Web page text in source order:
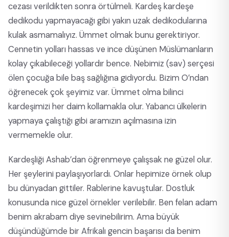
cezası verildikten sonra örtülmeli. Kardeş kardeşe
dedikodu yapmayacağı gibi yakın uzak dedikodularına
kulak asmamalıyız. Ümmet olmak bunu gerektiriyor.
Cennetin yolları hassas ve ince düşünen Müslümanların
kolay çıkabileceği yollardır bence. Nebimiz (sav) serçesi
ölen çocuğa bile baş sağlığına gidiyordu. Bizim O’ndan
öğrenecek çok şeyimiz var. Ümmet olma bilinci
kardeşimizi her daim kollamakla olur. Yabancı ülkelerin
yapmaya çalıştığı gibi aramızın açılmasına izin
vermemekle olur.
Kardeşliği Ashab’dan öğrenmeye çalışsak ne güzel olur.
Her şeylerini paylaşıyorlardı. Onlar hepimize örnek olup
bu dünyadan gittiler. Rablerine kavuştular. Dostluk
konusunda nice güzel örnekler verilebilir. Ben felan adam
benim akrabam diye sevinebilirim. Ama büyük
düşündüğümde bir Afrikalı gencin başarısı da benim